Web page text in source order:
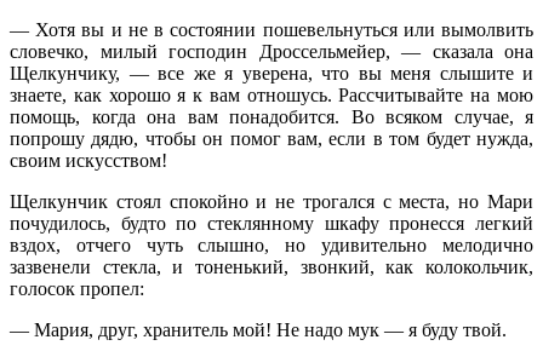
— Хотя вы и не в состоянии пошевельнуться или вымолвить
словечко, милый господин Дроссельмейер, — сказала она
Щелкунчику, — все же я уверена, что вы меня слышите и
знаете, как хорошо я к вам отношусь. Рассчитывайте на мою
помощь, когда она вам понадобится. Во всяком случае, я
попрошу дядю, чтобы он помог вам, если в том будет нужда,
своим искусством!
Щелкунчик стоял спокойно и не трогался с места, но Мари
почудилось, будто по стеклянному шкафу пронесся легкий
вздох, отчего чуть слышно, но удивительно мелодично
зазвенели стекла, и тоненький, звонкий, как колокольчик,
голосок пропел:
— Мария, друг, хранитель мой! Не надо мук — я буду твой.